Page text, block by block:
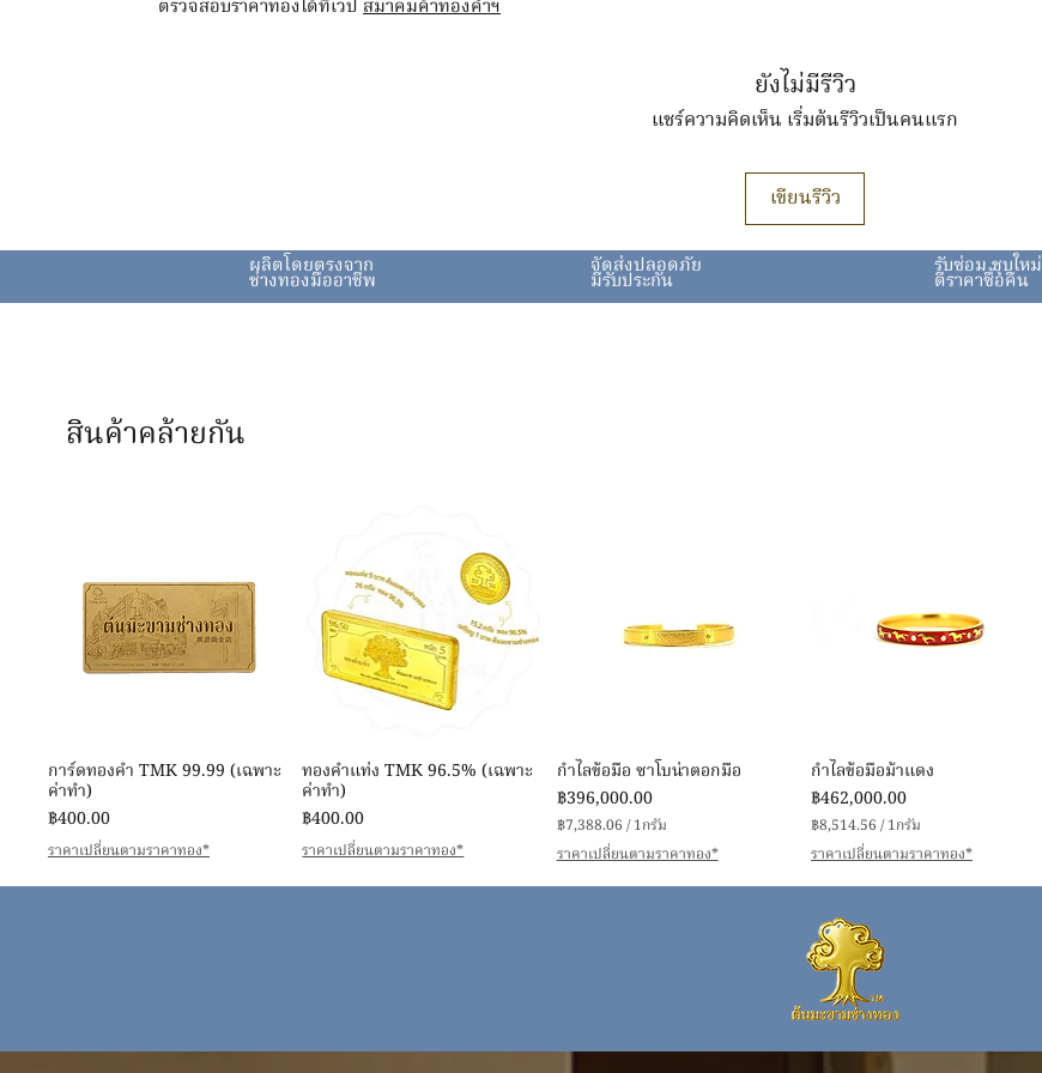
ตรวจสอบราคาทองได้ที่เวป สมาคมค้าทองคำฯ
ยังไม่มีรีวิว
แชร์ความคิดเห็น เริ่มต้นรีวิวเป็นคนแรก
เขียนรีวิว
ผลิตโดยตรงจาก
ช่างทองมืออาชีพ
จัดส่งปลอดภัย
มีรับประกัน
รับซ่อม ชุบใหม่
ตีราคาซื้อคืน
สินค้าคล้ายกัน
ดูข้อมูลด่วน
การ์ดทองคำ TMK 99.99 (เฉพาะ
ค่าทำ)
ราคา
฿400.00
ราคาเปลี่ยนตามราคาทอง*
ดูข้อมูลด่วน
ทองคำแท่ง TMK 96.5% (เฉพาะ
ค่าทำ)
ราคา
฿400.00
ราคาเปลี่ยนตามราคาทอง*
ดูข้อมูลด่วน
กำไลข้อมือ ซาโบน่าตอกมือ
ราคา
฿396,000.00
฿7,388.06 /1กรัม
฿
7
,
1
ราคาเปลี่ยนตามราคาทอง*
ดูข้อมูลด่วน
กำไลข้อมือม้าแดง
ราคา
฿462,000.00
฿8,514.56 /1กรัม
฿
8
,
4
.
ต่
1
ราคาเปลี่ยนตามราคาทอง*